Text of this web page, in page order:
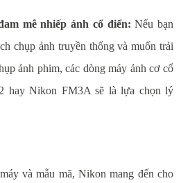
mê nhiếp ảnh cổ điển: Nếu bạn
chụp ảnh truyền thống và muốn trải
ảnh phim, các dòng máy ảnh cơ cổ
hay Nikon FM3A sẽ là lựa chọn lý
và mẫu mã, Nikon mang đến cho